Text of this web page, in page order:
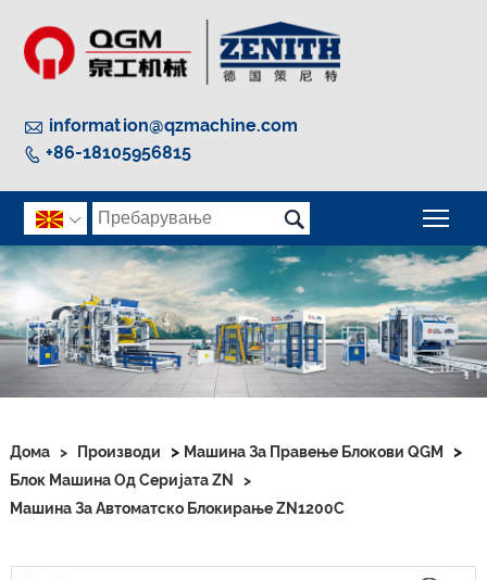
 information@qzmachine.com
 +86-18105956815
 
Дома > Производи > Машина За Правење Блокови QGM >
Блок Машина Од Серијата ZN
>
Машина За Автоматско Блокирање ZN1200C